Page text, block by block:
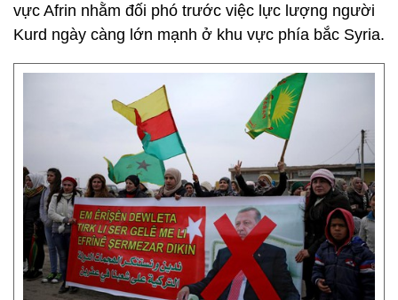
vực Afrin nhằm đối phó trước việc lực lượng người
Kurd ngày càng lớn mạnh ở khu vực phía bắc Syria.